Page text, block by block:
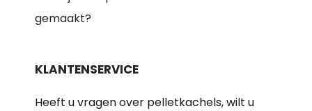
gemaakt?
KLANTENSERVICE
Heeft u vragen over pelletkachels, wilt u